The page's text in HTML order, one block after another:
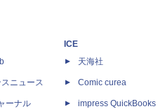
ニュース
ーナル
ICE
天海社
Comic curea
impress QuickBooks